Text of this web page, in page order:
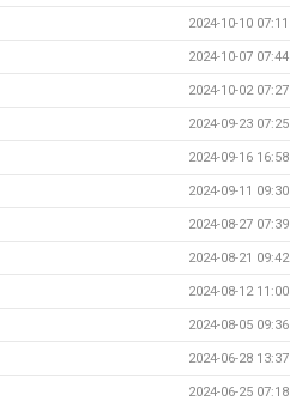
2024-10-10 07:11
2024-10-07 07:44
2024-10-02 07:27
2024-09-23 07:25
2024-09-16 16:58
2024-09-11 09:30
2024-08-27 07:39
2024-08-21 09:42
2024-08-12 11:00
2024-08-05 09:36
2024-06-28 13:37
2024-06-25 07:18